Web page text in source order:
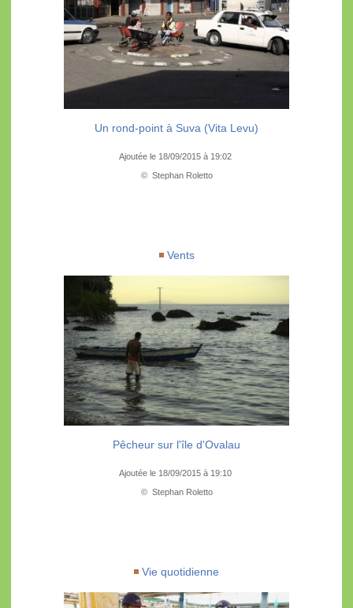
Un rond-point à Suva (Vita Levu)
Ajoutée le 18/09/2015 à 19:02
© Stephan Roletto
Vents
Pêcheur sur l'île d'Ovalau
Ajoutée le 18/09/2015 à 19:10
© Stephan Roletto
Vie quotidienne